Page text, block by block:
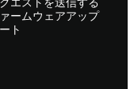
ームウェアアップ
ト